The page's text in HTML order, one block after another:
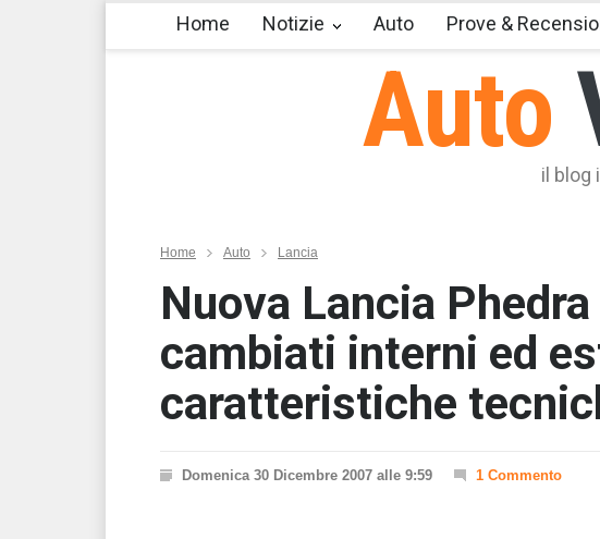
Auto
il blog
Home Notizie Auto Prove &
Home Auto Lancia
Nuova Lancia
cambiati interni ed
caratteristiche
Domenica 30 Dicembre 2007 alle 9:59 1 Commento